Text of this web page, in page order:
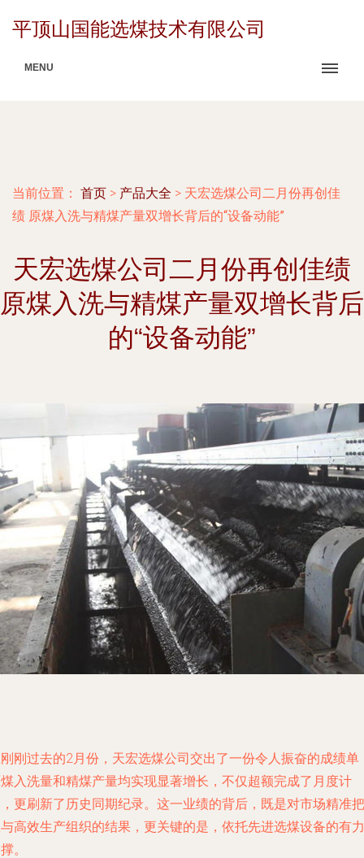
平顶山国能选煤技术有限公司
MENU
当前位置： 首页 > 产品大全 > 天宏选煤公司二月份再创佳
绩 原煤入洗与精煤产量双增长背后的“设备动能”
天宏选煤公司二月份再创佳绩
原煤入洗与精煤产量双增长背后
的“设备动能”
刚过去的2月份，天宏选煤公司交出了一份令人振奋的成绩单
入洗量和精煤产量均实现显著增长，不仅超额完成了月度计
更刷新了历史同期纪录。这一业绩的背后，既是对市场精准把
高效生产组织的结果，更关键的是，依托先进选煤设备的有力
。